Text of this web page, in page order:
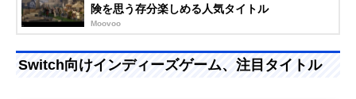
険を思う存分楽しめる人気タイトル
Moovoo
Switch向けインディーズゲーム、注目タイトル